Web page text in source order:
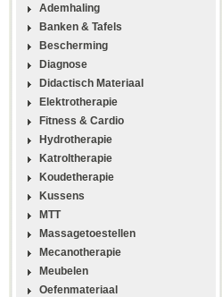
Ademhaling
Banken & Tafels
Bescherming
Diagnose
Didactisch Materiaal
Elektrotherapie
Fitness & Cardio
Hydrotherapie
Katroltherapie
Koudetherapie
Kussens
MTT
Massagetoestellen
Mecanotherapie
Meubelen
Oefenmateriaal